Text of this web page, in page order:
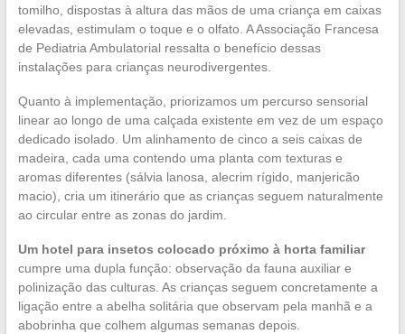
tomilho, dispostas à altura das mãos de uma criança em caixas
elevadas, estimulam o toque e o olfato. A Associação Francesa
de Pediatria Ambulatorial ressalta o benefício dessas
instalações para crianças neurodivergentes.
Quanto à implementação, priorizamos um percurso sensorial
linear ao longo de uma calçada existente em vez de um espaço
dedicado isolado. Um alinhamento de cinco a seis caixas de
madeira, cada uma contendo uma planta com texturas e
aromas diferentes (sálvia lanosa, alecrim rígido, manjericão
macio), cria um itinerário que as crianças seguem naturalmente
ao circular entre as zonas do jardim.
Um hotel para insetos colocado próximo à horta familiar
cumpre uma dupla função: observação da fauna auxiliar e
polinização das culturas. As crianças seguem concretamente a
ligação entre a abelha solitária que observam pela manhã e a
abobrinha que colhem algumas semanas depois.